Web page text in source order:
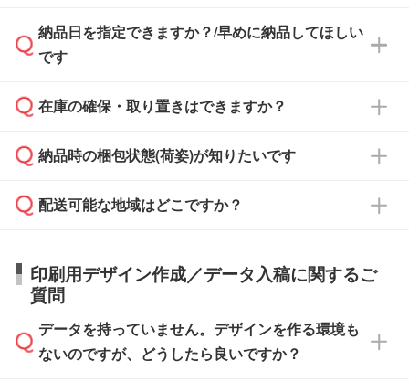
また、卒業・卒園記念品で対策委員会や個人様
校や幼稚園・保育園であれば、同様の条件でご
ご希望の際は担当スタッフまでお気軽にご相談
ください。
ず、通常はPDFデータをメール添付でお送りし
ます。
たは注文フォームの『ご注文に関する備考欄』
・印刷する場合(500個程度)
ご入金、イメージ画像の校了から約2週間～2
ご入金確認後、1～2営業日で出荷いたしま
タッフまでお問い合わせください。
ル」に注文予定日をご入力いただくと、おおよ
その締切日や出荷目安をご確認いただけます。
納品日を指定できますか？/早めに納品してほしい
です
ご希望の納期がある場合は、お問い合わせ・お
い。
応が可能かご案内いたします。
す。>>対象商品はこちら
※最短出荷日は商品によって異なります。各商
品ページにてご確認ください
在庫の確保・取り置きはできますか？
ご入金確認後に在庫を確保し、注文確定のご連
はできかねますので予めご了承ください。
納品時の梱包状態(荷姿)が知りたいです
商品によって異なります。各ページにある商品
す。(白箱、化粧箱、ブリスターパックなど)
【袋入り】 商品がひとつずつ袋に入っていま
す。(透明袋、デザイン袋など)
【個包装なし】 個包装がされていない状態で
配送可能な地域はどこですか？
日本全国へお届けが可能です。なお、海外への
直接納品は行っておりませんので予めご了承く
ださい。
印刷用デザイン作成／データ入稿に関するご
質問
データを持っていません。デザインを作る環境も
ないのですが、どうしたら良いですか？